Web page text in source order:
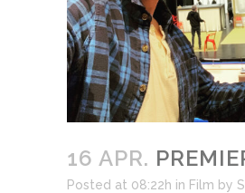
16 APR.
Posted at 08:22h in Film by